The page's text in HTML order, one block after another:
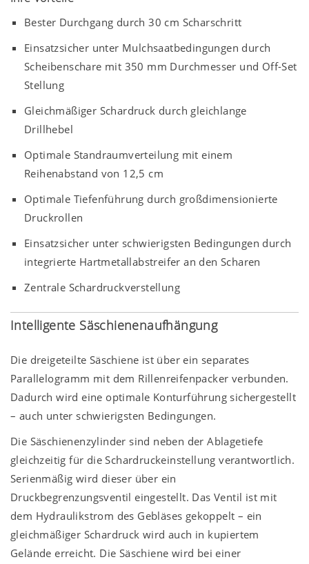
Bester Durchgang durch30 cm Scharschritt
Einsatzsicher unter Mulchsaatbedingungen durch
Scheibenschare mit 350 mm Durchmesser und Off-Set
Stellung
Gleichmäßiger Schardruck durch gleichlange
Drillhebel
Optimale Standraumverteilung mit einem
Reihenabstand von 12,5 cm
Optimale Tiefenführung durch großdimensionierte
Druckrollen
Einsatzsicher unter schwierigsten Bedingungen durch
integrierte Hartmetallabstreifer an den Scharen
Zentrale Schardruckverstellung
Intelligente Säschienenaufhängung
Die dreigeteilte Säschiene ist über ein separates
Parallelogramm mit dem Rillenreifenpacker verbunden.
Dadurch wird eine optimale Konturführung sichergestellt
– auch unter schwierigsten Bedingungen.
Die Säschienenzylinder sind neben der Ablagetiefe
gleichzeitig für die Schardruckeinstellung verantwortlich.
Serienmäßig wird dieser über ein
Druckbegrenzungsventil eingestellt. Das Ventil ist mit
dem Hydraulikstrom des Gebläses gekoppelt – ein
gleichmäßiger Schardruck wird auch in kupiertem
Gelände erreicht. Die Säschiene wird bei einer